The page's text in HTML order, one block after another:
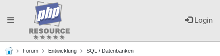
Login
Toggle
Forum Entwicklung SQL / Datenbanken